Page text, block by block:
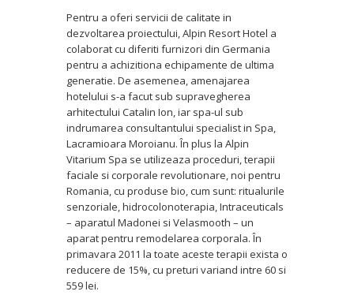
Pentru a oferi servicii de calitate in
dezvoltarea proiectului, Alpin Resort Hotel a
colaborat cu diferiti furnizori din Germania
pentru a achizitiona echipamente de ultima
generatie. De asemenea, amenajarea
hotelului s-a facut sub supravegherea
arhitectului Catalin Ion, iar spa-ul sub
indrumarea consultantului specialist in Spa,
Lacramioara Moroianu. În plus la Alpin
Vitarium Spa se utilizeaza proceduri, terapii
faciale si corporale revolutionare, noi pentru
Romania, cu produse bio, cum sunt: ritualurile
senzoriale, hidrocolonoterapia, Intraceuticals
– aparatul Madonei si Velasmooth – un
aparat pentru remodelarea corporala. În
primavara 2011 la toate aceste terapii exista o
reducere de 15%, cu preturi variand intre 60 si
559 lei.